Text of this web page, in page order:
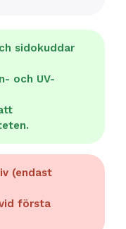
sidokuddar
och UV-
(endast
första